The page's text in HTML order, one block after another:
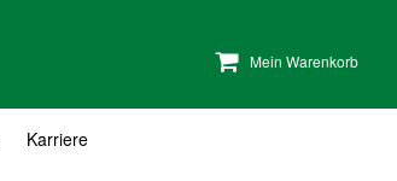
Mein Warenkorb
Karriere